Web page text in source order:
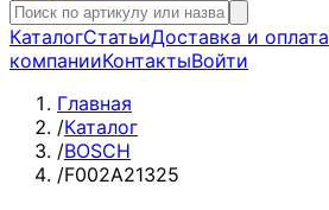
КаталогСтатьиДоставка и оплата
компанииКонтактыВойти
Главная
/Каталог
/BOSCH
/F002A21325